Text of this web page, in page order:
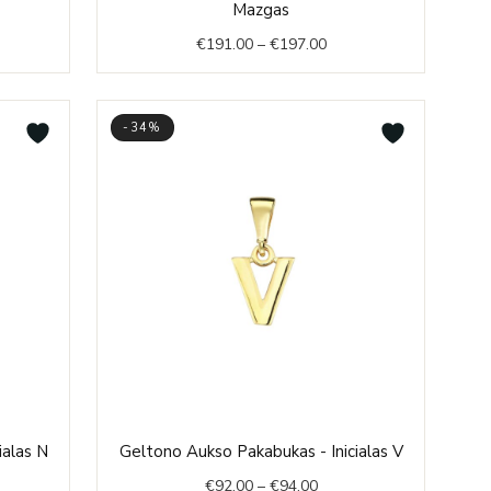
Mazgas
€191.00 – €197.00through
€197.00
N
-34%
Geltono Aukso Pakabukas - Inicialas V
€92.00 – €94.00
range: